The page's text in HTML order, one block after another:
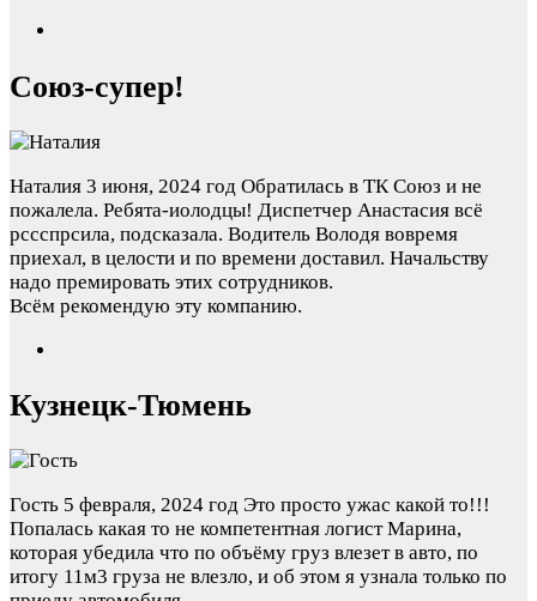
Союз-супер!
Наталия 3 июня, 2024 год Обратилась в ТК Союз и не
пожалела. Ребята-иолодцы! Диспетчер Анастасия всё
рссспрсила, подсказала. Водитель Володя вовремя
приехал, в целости и по времени доставил. Начальству
надо премировать этих сотрудников.
Всём рекомендую эту компанию.
Кузнецк-Тюмень
Гость 5 февраля, 2024 год Это просто ужас какой то!!!
Попалась какая то не компетентная логист Марина,
которая убедила что по объёму груз влезет в авто, по
итогу 11м3 груза не влезло, и об этом я узнала только по